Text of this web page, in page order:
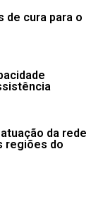
de cura para o
da rede
regiões do